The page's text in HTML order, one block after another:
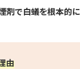
剤で白蟻を根本的
由